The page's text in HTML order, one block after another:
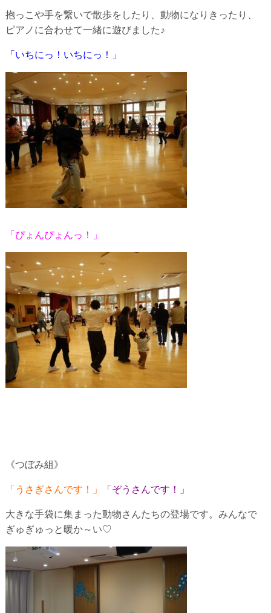
抱っこや手を繋いで散歩をしたり、動物になりきったり、
ピアノに合わせて一緒に遊びました♪
「いちにっ！いちにっ！」
「ぴょんぴょんっ！」
《つぼみ組》
「うさぎさんです！」 「ぞうさんです！」
大きな手袋に集まった動物さんたちの登場です。みんなで
ぎゅぎゅっと暖か～い♡